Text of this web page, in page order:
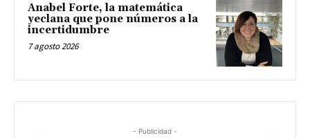
Anabel Forte, la matemática
yeclana que pone números a la
incertidumbre
7 agosto 2026
- Publicidad -